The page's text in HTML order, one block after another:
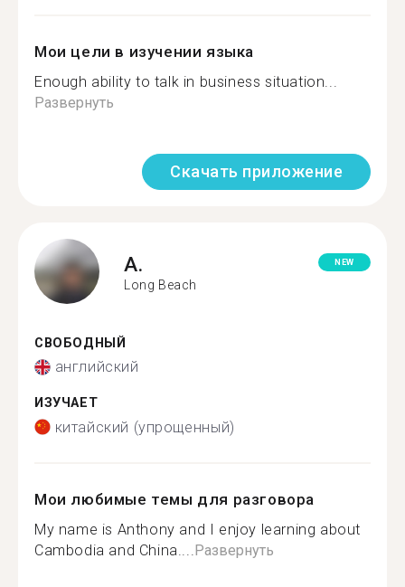
Мои цели в изучении языка
Enough ability to talk in business situation...
Развернуть
Скачать приложение
A.
Long Beach
NEW
СВОБОДНЫЙ
английский
ИЗУЧАЕТ
китайский (упрощенный)
Мои любимые темы для разговора
My name is Anthony and I enjoy learning about
Cambodia and China.... Развернуть